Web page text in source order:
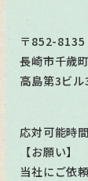
〒852-8135
長崎市千歳
高島第3ビル
応対可能時
【お願い】
当社にご依